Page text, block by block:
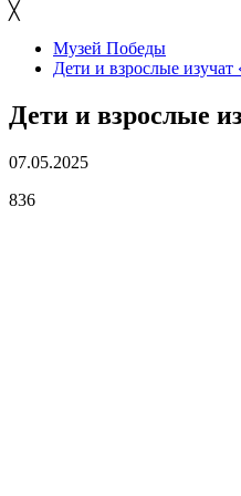
╳
Музей Победы
Дети и взрослые
Дети и взрослые
07.05.2025
836